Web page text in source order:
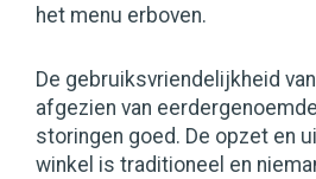
het menu erboven.
De gebruiksvriendelijkheid
afgezien van
storingen goed. De opzet en
winkel is traditioneel en